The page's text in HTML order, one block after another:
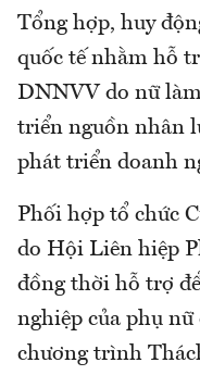
Tổng hợp, huy
quốc tế nhằm hỗ
DNNVV do nữ
triển nguồn nhân
phát triển doanh
Phối hợp tổ chức
do Hội Liên hiệp
đồng thời hỗ trợ
nghiệp của phụ
chương trình